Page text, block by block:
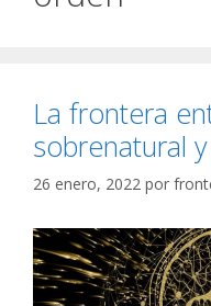
La frontera
sobrenatural
26 enero, 2022 por